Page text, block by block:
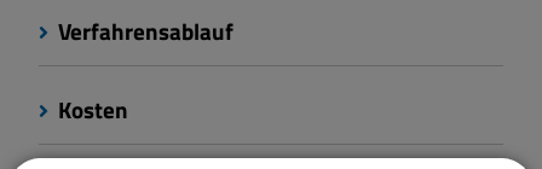
Verfahrensablauf
Kosten